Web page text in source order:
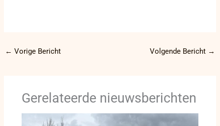
← Vorige Bericht Volgende Bericht →
Gerelateerde nieuwsberichten